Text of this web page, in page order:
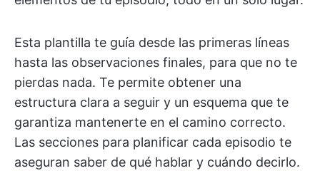
Esta plantilla te guía desde las primeras líneas
hasta las observaciones finales, para que no te
pierdas nada. Te permite obtener una
estructura clara a seguir y un esquema que te
garantiza mantenerte en el camino correcto.
Las secciones para planificar cada episodio te
aseguran saber de qué hablar y cuándo decirlo.